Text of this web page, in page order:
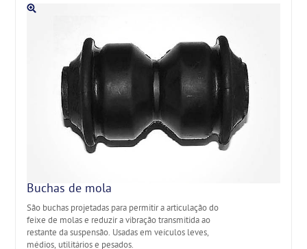
Buchas de mola
São buchas projetadas para permitir a articulação do
feixe de molas e reduzir a vibração transmitida ao
restante da suspensão. Usadas em veículos leves,
médios, utilitários e pesados.